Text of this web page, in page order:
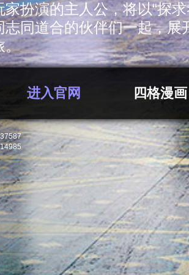
家扮演的主人公，将以“探
志同道合的伙伴们一起，展
。
进入官网 四格漫画